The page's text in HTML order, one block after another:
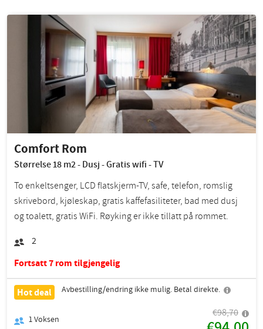
Comfort Rom
Størrelse 18 m2 - Dusj - Gratis wifi - TV
To enkeltsenger, LCD flatskjerm-TV, safe, telefon, romslig
skrivebord, kjøleskap, gratis kaffefasiliteter, bad med dusj
og toalett, gratis WiFi. Røyking er ikke tillatt på rommet.
2
Fortsatt 7 rom tilgjengelig
Hot deal Avbestilling/endring ikke mulig. Betal direkte.
1Voksen
€98,70